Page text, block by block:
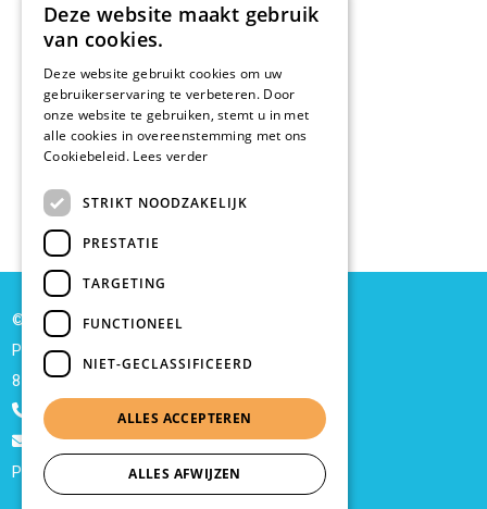
© Tiny's hobby
Passionistenlaan 3
8500 Kortrijk
+32 56/21.45.16
info@tinyshobby.be
Privacy
Deze website maakt gebruik
van cookies.
Deze website gebruikt cookies om uw
gebruikerservaring te verbeteren. Door
onze website te gebruiken, stemt u in met
alle cookies in overeenstemming met ons
Cookiebeleid. Lees verder
STRIKT NOODZAKELIJK
PRESTATIE
TARGETING
FUNCTIONEEL
NIET-GECLASSIFICEERD
ALLES ACCEPTEREN
ALLES AFWIJZEN